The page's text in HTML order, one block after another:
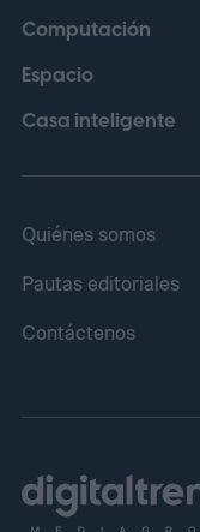
Computación
Espacio
Casa inteligente
Quiénes somos
Pautas editoriales
Contáctenos